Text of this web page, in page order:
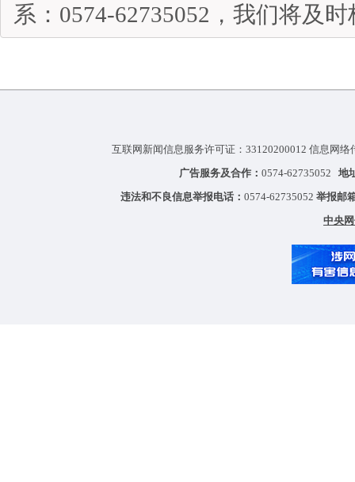
系：0574-62735052，我们将及
互联网新闻信息服务许可证：33120200012 信息网
广告服务及合作： 0574-62735052 地
违法和不良信息举报电话： 0574-62735052 举报邮
中央